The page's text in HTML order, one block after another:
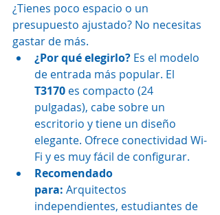
¿Tienes poco espacio o un
presupuesto ajustado? No necesitas
gastar de más.
¿Por qué elegirlo? Es el modelo
de entrada más popular. El
T3170 es compacto (24
pulgadas), cabe sobre un
escritorio y tiene un diseño
elegante. Ofrece conectividad Wi-
Fi y es muy fácil de configurar.
Recomendado
para: Arquitectos
independientes, estudiantes de